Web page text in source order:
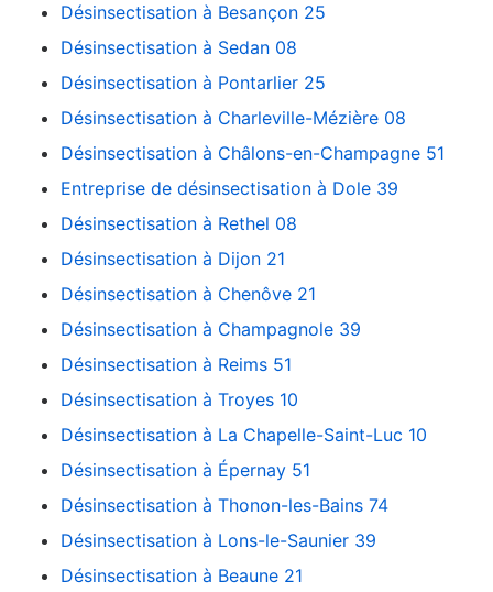
Désinsectisation à Besançon 25
Désinsectisation à Sedan 08
Désinsectisation à Pontarlier 25
Désinsectisation à Charleville-Mézière 08
Désinsectisation à Châlons-en-Champagne 51
Entreprise de désinsectisation à Dole 39
Désinsectisation à Rethel 08
Désinsectisation à Dijon 21
Désinsectisation à Chenôve 21
Désinsectisation à Champagnole 39
Désinsectisation à Reims 51
Désinsectisation à Troyes 10
Désinsectisation à La Chapelle-Saint-Luc 10
Désinsectisation à Épernay 51
Désinsectisation à Thonon-les-Bains 74
Désinsectisation à Lons-le-Saunier 39
Désinsectisation à Beaune 21